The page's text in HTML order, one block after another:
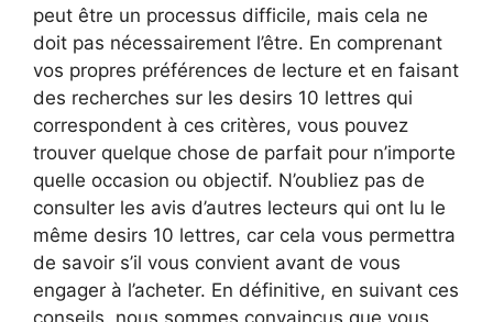
peut être un processus difficile, mais cela ne
doit pas nécessairement l’être. En comprenant
vos propres préférences de lecture et en faisant
des recherches sur les desirs 10 lettres qui
correspondent à ces critères, vous pouvez
trouver quelque chose de parfait pour n’importe
quelle occasion ou objectif. N’oubliez pas de
consulter les avis d’autres lecteurs qui ont lu le
même desirs 10 lettres, car cela vous permettra
de savoir s’il vous convient avant de vous
engager à l’acheter. En définitive, en suivant ces
conseils, nous sommes convaincus que vous